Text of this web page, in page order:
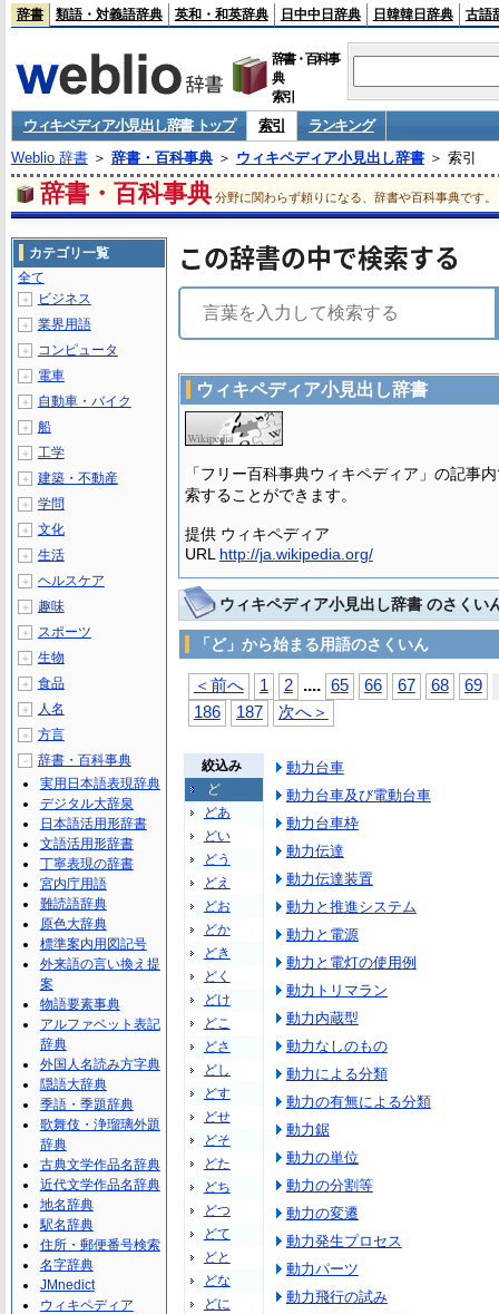
辞書 類語・対義語辞典 英和・和英辞典 日中中日辞典 日韓韓日辞典 古語
辞書・百科事
典
索引
ウィキペディア小見出し辞書 トップ 索引
ランキング
Weblio 辞書＞ 辞書・百科事典＞ ウィキペディア小見出し辞書＞ 索引
辞書・百科事典 分野に関わらず頼りになる、辞書や百科事典です。
この辞書の中で検索する
ウィキペディア小見出し辞書
「フリー百科事典ウィキペディア」の記事
索することができます。
提供 ウィキペディア
URL http://ja.wikipedia.org/
ウィキペディア小見出し辞書 のさくい
「ど」から始まる用語のさくいん
＜前へ 1 2 .... 65 66 67 68 69
186
187 次へ＞
絞込み
ど
どあ
どい
どう
どえ
どお
どか
どき
どく
どけ
どこ
どさ
どし
どす
どせ
どそ
どた
どち
どつ
どて
どと
どな
どに
動力台車
動力台車及び電動台車
動力台車枠
動力伝達
動力伝達装置
動力と推進システム
動力と電源
動力と電灯の使用例
動力トリマラン
動力内蔵型
動力なしのもの
動力による分類
動力の有無による分類
動力鋸
動力の単位
動力の分割等
動力の変遷
動力発生プロセス
動力パーツ
動力飛行の試み
カテゴリ一覧
全て
＋ ビジネス
＋ 業界用語
＋ コンピュータ
＋ 電車
＋ 自動車・バイク
＋ 船
＋ 工学
＋ 建築・不動産
＋ 学問
＋ 文化
＋ 生活
＋ ヘルスケア
＋ 趣味
＋ スポーツ
＋ 生物
＋ 食品
＋ 人名
＋ 方言
－
辞書・百科事典
実用日本語表現辞典
デジタル大辞泉
日本語活用形辞書
文語活用形辞書
丁寧表現の辞書
宮内庁用語
難読語辞典
原色大辞典
標準案内用図記号
外来語の言い換え提
案
物語要素事典
アルファベット表記
辞典
外国人名読み方字典
隠語大辞典
季語・季題辞典
歌舞伎・浄瑠璃外題
辞典
古典文学作品名辞典
近代文学作品名辞典
地名辞典
駅名辞典
住所・郵便番号検索
名字辞典
JMnedict
ウィキペディア